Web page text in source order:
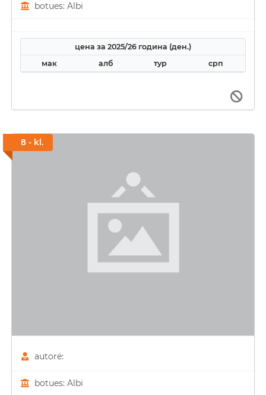
botues: Albi
цена за 2025/26 година (ден.)
мак
алб тур срп
8 - kl.
autorë:
botues: Albi